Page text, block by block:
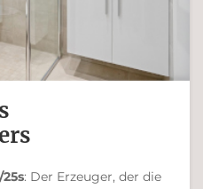
: Der Erzeuger, der die